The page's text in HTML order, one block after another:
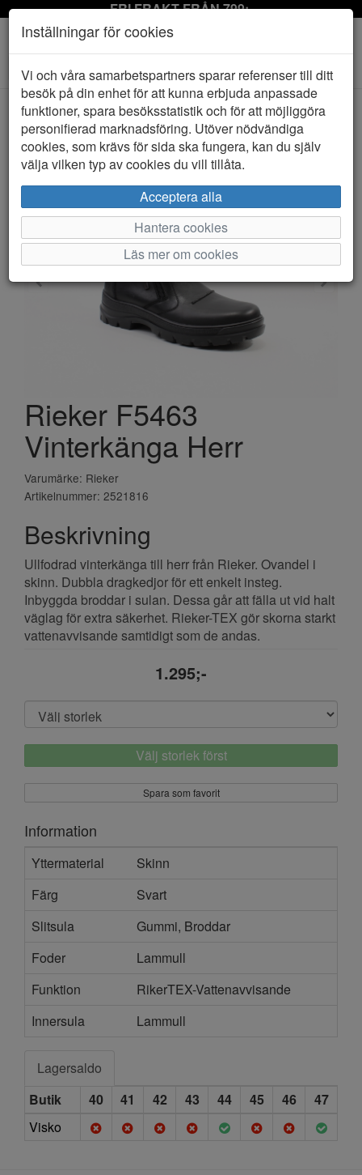
FRI FRAKT FRÅN 799:-
Toggle
navigation
HEM RIEKER
Rieker F5463
Vinterkänga Herr
Varumärke: Rieker
Artikelnummer: 2521816
Beskrivning
Ullfodrad vinterkänga till herr från Rieker. Ovandel i
skinn. Dubbla dragkedjor för ett enkelt insteg.
Inbyggda broddar i sulan. Dessa går att fälla ut vid halt
väglag för extra säkerhet. Rieker-TEX gör skorna starkt
vattenavvisande samtidigt som de andas.
1.295;-
Välj storlek först
Spara som favorit
Information
Yttermaterial
Skinn
Färg
Svart
Slitsula
Gummi, Broddar
Foder
Lammull
Funktion
RikerTEX-Vattenavvisande
Innersula
Lammull
Lagersaldo
Butik
40 41 42 43 44 45 46
47
Visko
Inställningar för cookies
Vi och våra samarbetspartners sparar referenser till ditt
besök på din enhet för att kunna erbjuda anpassade
funktioner, spara besöksstatistik och för att möjliggöra
personifierad marknadsföring. Utöver nödvändiga
cookies, som krävs för sida ska fungera, kan du själv
välja vilken typ av cookies du vill tillåta.
Acceptera alla
Hantera cookies
Läs mer om cookies